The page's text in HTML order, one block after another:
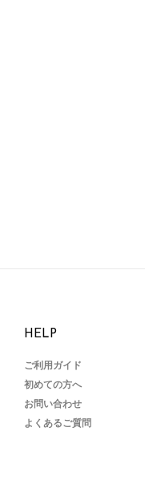
HELP
ご利用ガイド
初めての方へ
お問い合わせ
よくあるご質問